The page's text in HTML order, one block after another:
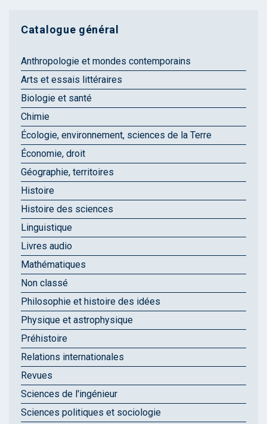
Catalogue général
Anthropologie et mondes contemporains
Arts et essais littéraires
Biologie et santé
Chimie
Écologie, environnement, sciences de la Terre
Économie, droit
Géographie, territoires
Histoire
Histoire des sciences
Linguistique
Livres audio
Mathématiques
Non classé
Philosophie et histoire des idées
Physique et astrophysique
Préhistoire
Relations internationales
Revues
Sciences de l'ingénieur
Sciences politiques et sociologie